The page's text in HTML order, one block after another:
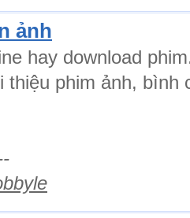
ảnh
hay download
thiệu phim ảnh, bình